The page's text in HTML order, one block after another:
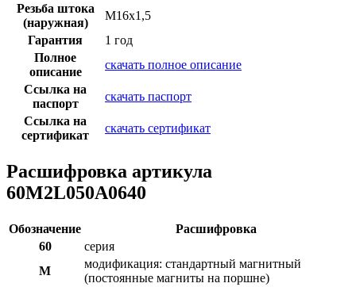
Резьба штока
(наружная)
M16x1,5
Гарантия
1 год
Полное
описание
скачать полное описание
Ссылка на
паспорт
скачать паспорт
Ссылка на
сертификат
скачать сертификат
Расшифровка артикула
60M2L050A0640
Обозначение
Расшифровка
60
серия
M
модификация: стандартный магнитный
(постоянные магниты на поршне)